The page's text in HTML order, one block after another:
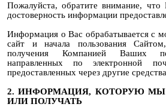
Пожалуйста, обратите внимание, что
достоверность информации
Информация о Вас обрабатывается с
сайт и начала пользования
получения Компанией Ваших
направленных по электронной
предоставленных через другие
2. ИНФОРМАЦИЯ, КОТОРУЮ
ИЛИ ПОЛУЧАТЬ